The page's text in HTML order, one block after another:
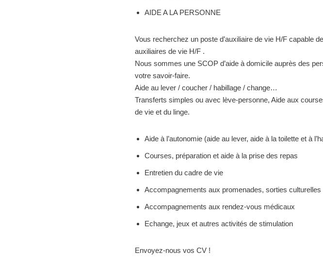
AIDE A LA PERSONNE
Vous recherchez un poste d’auxiliaire de vie H/F capable
auxiliaires de vie H/F .
Nous sommes une SCOP d’aide à domicile auprès des
votre savoir-faire.
Aide au lever / coucher / habillage / change…
Transferts simples ou avec lève-personne, Aide aux
de vie et du linge.
Aide à l’autonomie (aide au lever, aide à la toilette et à
Courses, préparation et aide à la prise des repas
Entretien du cadre de vie
Accompagnements aux promenades, sorties culturelles
Accompagnements aux rendez-vous médicaux
Echange, jeux et autres activités de stimulation
Envoyez-nous vos CV !